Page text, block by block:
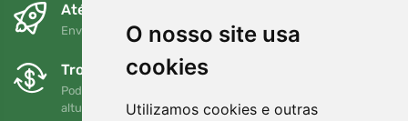
O nosso site usa
cookies
Utilizamos cookies e outras
Até ao dia seguinte e sem custos
Envio gratuito para encomendas superiores a 80 EUR
Trocas e devoluções gratuitas
Pode devolver ou trocar a sua encomenda em qualquer
altura no prazo de 90 dias